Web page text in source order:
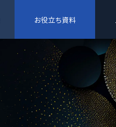
お役立ち資料